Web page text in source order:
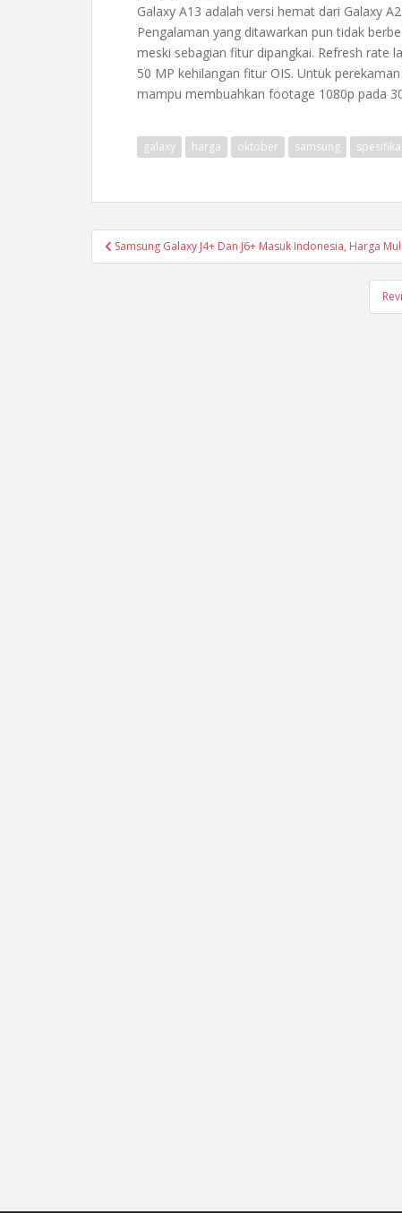
Galaxy A13 adalah versi hemat dari Galaxy
Pengalaman yang ditawarkan pun tidak
meski sebagian fitur dipangkai. Refresh rate
50 MP kehilangan fitur OIS. Untuk
mampu membuahkan footage 1080p pada
galaxy harga oktober samsung
Post
navigation
Samsung Galaxy J4+ Dan J6+ Masuk Indonesia, Harga